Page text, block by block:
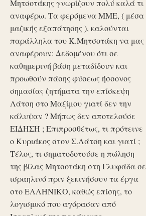
Μητσοτάκης γνωρίζουν πολύ καλά τι
αναφέρω. Τα φερόμενα ΜΜΕ, ( μέσα
μαζικής εξαπάτησης ), καλούνται
παράλληλα του Κ.Μητσοτάκη να μας
αναφέρουν: Δεδομένου ότι σε
καθημερινή βάση μεταδίδουν και
προωθούν πάσης φύσεως ήσσονος
σημασίας ζητήματα την επίσκεψη
Λάτση στο Μαξίμου γιατί δεν την
κάλυψαν ? Μήπως δεν αποτελούσε
ΕΙΔΗΣΗ ; Επιπροσθέτως, τι πρότεινε
ο Κυριάκος στον Σ.Λάτση και γιατί ;
Τέλος, τι σηματοδοτούσε η πώληση
της βίλας Μητσοτάκη στη Γλυφάδα σε
ισραηλινό πριν ξεκινήσουν τα έργα
στο ΕΛΛΗΝΙΚΟ, καθώς επίσης, το
λογισμικό που αγόρασαν από